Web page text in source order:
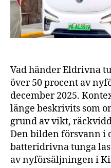
Vad händer Eldrivna
över 50 procent av
december 2025.
länge beskrivits som
grund av vikt,
Den bilden försvann i
batteridrivna tunga
av nyförsäljningen i